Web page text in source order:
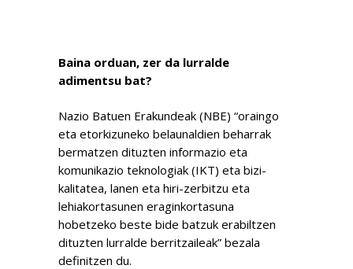
Baina orduan, zer da lurralde
adimentsu bat?
Nazio Batuen Erakundeak (NBE) “oraingo
eta etorkizuneko belaunaldien beharrak
bermatzen dituzten informazio eta
komunikazio teknologiak (IKT) eta bizi-
kalitatea, lanen eta hiri-zerbitzu eta
lehiakortasunen eraginkortasuna
hobetzeko beste bide batzuk erabiltzen
dituzten lurralde berritzaileak” bezala
definitzen du.